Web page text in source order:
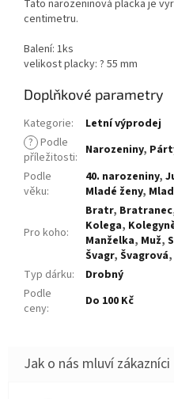
Tato narozeninová placka je
centimetru.
Balení: 1ks
velikost placky: ? 55 mm
Doplňkové parametry
Kategorie:
Letní výprodej
? Podle
příležitosti: Narozeniny,
Podle
věku:
40. narozeniny,
Mladé ženy,
Pro koho:
Bratr, Bratranec
Kolega,
Manželka, Muž,
Švagr, Švagrová,
Typ dárku:
Drobný
Podle
ceny: Do 100 Kč